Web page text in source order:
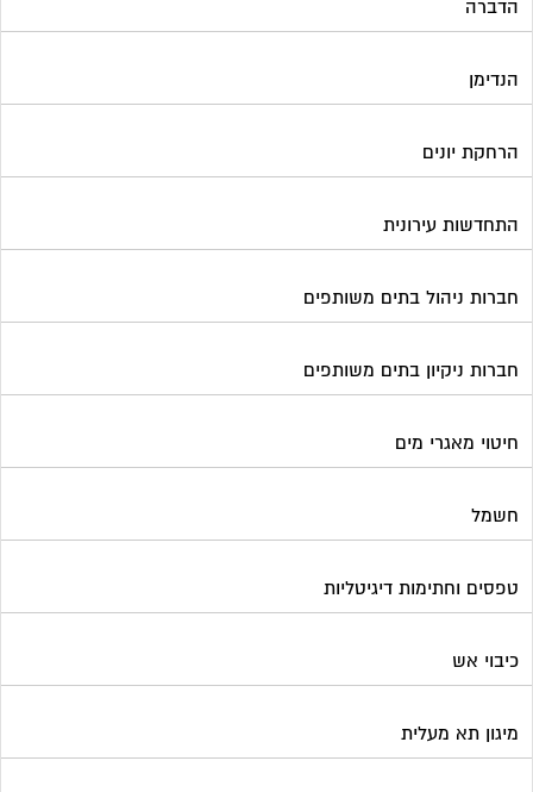
הדברה
הנדימן
הרחקת יונים
התחדשות עירונית
חברות ניהול בתים משותפים
חברות ניקיון בתים משותפים
חיטוי מאגרי מים
חשמל
טפסים וחתימות דיגיטליות
כיבוי אש
מיגון תא מעלית